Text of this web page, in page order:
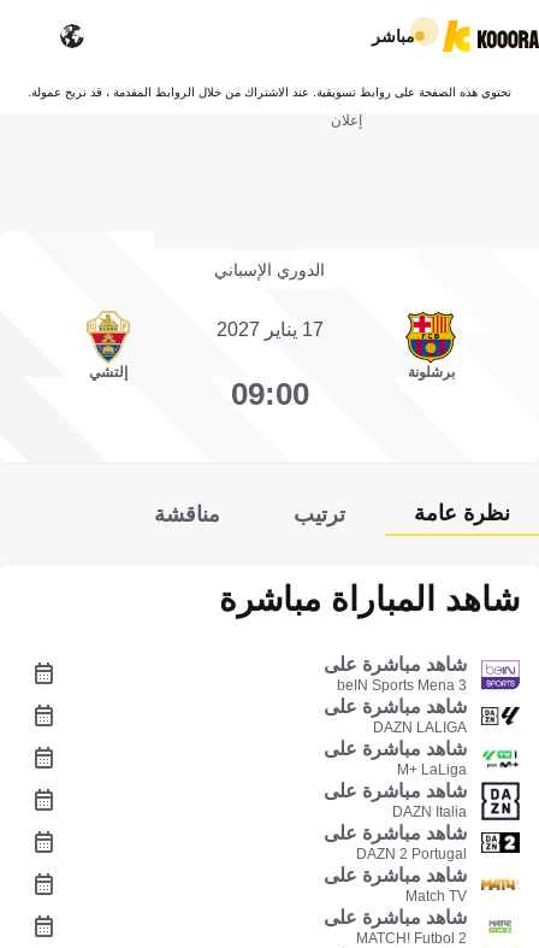
مباشر
تحتوي هذه الصفحة على روابط تسويقية. عند الاشتراك من خلال الروابط المقدمة ، قد نربح عمولة.
إعلان
الدوري الإسباني
برشلونة
17 يناير 2027
09:00
إلتشي
نظرة عامة ترتيب مناقشة
شاهد المباراة مباشرة
شاهد مباشرة على
beIN Sports Mena 3
شاهد مباشرة على
DAZN LALIGA
شاهد مباشرة على
M+ LaLiga
شاهد مباشرة على
DAZN Italia
شاهد مباشرة على
DAZN 2 Portugal
شاهد مباشرة على
Match TV
شاهد مباشرة على
MATCH! Futbol 2